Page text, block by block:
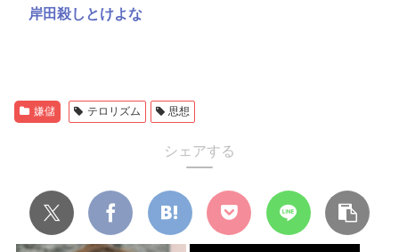
岸田殺しとけよな
嫌儲 テロリズム 思想
シェアする